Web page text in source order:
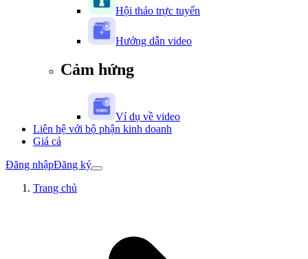
Hội thảo trực tuyến
Hướng dẫn video
Cảm hứng
Ví dụ về video
Liên hệ với bộ phận kinh doanh
Giá cả
Đăng nhậpĐăng ký
Trang chủ